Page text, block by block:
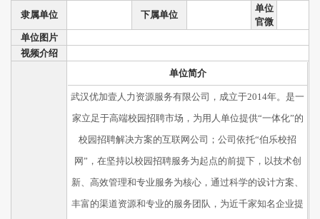
隶属单位 下属单位
单位
官微
单位图片
视频介绍
单位简介
武汉优加壹人力资源服务有限公司，成立于2014年。是一
家立足于高端校园招聘市场，为用人单位提供“一体化”的
校园招聘解决方案的互联网公司；公司依托“伯乐校招
网”，在坚持以校园招聘服务为起点的前提下，以技术创
新、高效管理和专业服务为核心，通过科学的设计方案、
丰富的渠道资源和专业的服务团队，为近千家知名企业提